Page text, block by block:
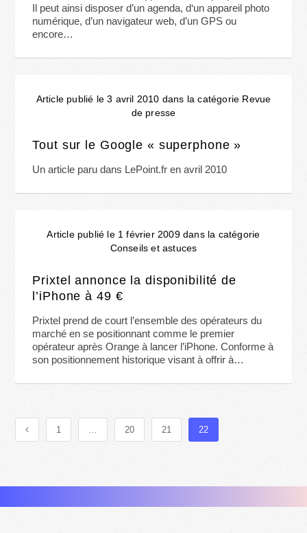
Il peut ainsi disposer d’un agenda, d‘un appareil photo
numérique, d’un navigateur web, d’un GPS ou
encore…
Article publié le 3 avril 2010 dans la catégorie Revue
de presse
Tout sur le Google « superphone »
Un article paru dans LePoint.fr en avril 2010
Article publié le 1 février 2009 dans la catégorie
Conseils et astuces
Prixtel annonce la disponibilité de
l’iPhone à 49 €
Prixtel prend de court l’ensemble des opérateurs du
marché en se positionnant comme le premier
opérateur après Orange à lancer l’iPhone. Conforme à
son positionnement historique visant à offrir à…
1 … 20 21 22